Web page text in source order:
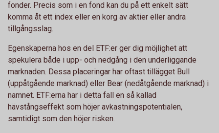
fonder. Precis som i en fond kan du på ett enkelt sätt
komma åt ett index eller en korg av aktier eller andra
tillgångsslag.
Egenskaperna hos en del ETF:er ger dig möjlighet att
spekulera både i upp- och nedgång i den underliggande
marknaden. Dessa placeringar har oftast tillägget Bull
(uppåtgående marknad) eller Bear (nedåtgående marknad) i
namnet. ETF:erna har i detta fall en så kallad
hävstångseffekt som höjer avkastningspotentialen,
samtidigt som den höjer risken.